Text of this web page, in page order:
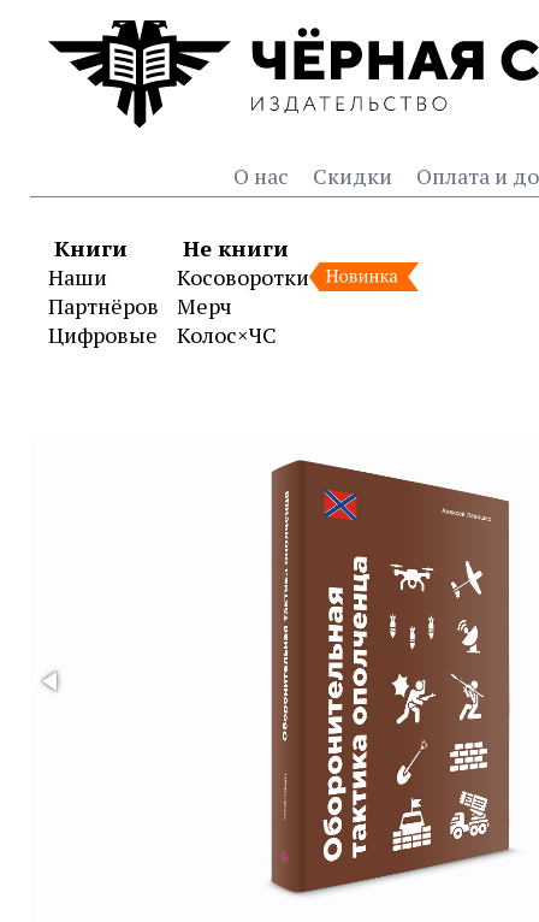
О нас Скидки Оплата и
Книги
Наши
Партнёров
Цифровые
Не книги
Косоворотки
Мерч
Колос×ЧС